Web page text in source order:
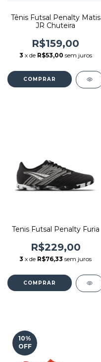
Tênis Futsal Penalty Matis
JR Chuteira
R$159,00
3 x de R$53,00 sem juros
COMPRAR
Tenis Futsal Penalty Furia
R$229,00
3 x de R$76,33 sem juros
COMPRAR
10%
OFF